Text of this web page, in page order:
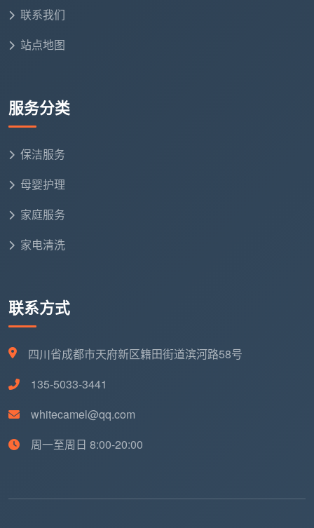
成都天均安洁保洁的原则是：勘场后一次性报价，
五、开荒保洁费用，买的不只是人工，还有安全和省心
第一，清洁剂的安全。
化发黑，镀层腐蚀不可逆，一个品牌龙头换一个就是几
剂，不伤瓷砖釉面和不锈钢镀层，这是写进合同的承
第二，售后保障。
域可能出现轻微返灰，这是正常的“沉降返尘”现象。游
诺合理售后期，免费返工。成都天均安洁保洁承诺72小
时内非人为二次污染免费上门返工，白纸黑字写在合同
六、再搜“开荒保洁费用”，你已经能自己判断了
1500元就觉得太贵。你心里已经有了一套完整的判断框
联系我们
站点地图
服务分类
保洁服务
母婴护理
家庭服务
家电清洗
联系方式
四川省成都市天府新区籍田街道滨河路58号
135-5033-3441
whitecamel@qq.com
周一至周日 8:00-20:00